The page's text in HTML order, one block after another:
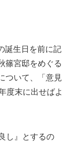
誕生日を前に記
篠宮邸をめぐる
ついて、「意見
度末に出せばよ
し』とするの